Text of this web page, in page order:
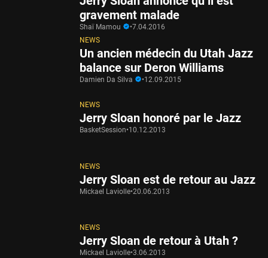
gravement malade
Shaï Mamou •7.04.2016
NEWS
Un ancien médecin du Utah Jazz
balance sur Deron Williams
Damien Da Silva •12.09.2015
NEWS
Jerry Sloan honoré par le Jazz
BasketSession•10.12.2013
NEWS
Jerry Sloan est de retour au Jazz
Mickael Laviolle•20.06.2013
NEWS
Jerry Sloan de retour à Utah ?
Mickael Laviolle•3.06.2013